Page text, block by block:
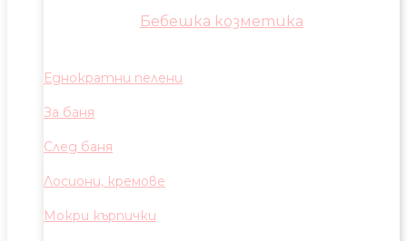
Бебешка козметика
Еднократни пелени
За баня
След баня
Лосиони, кремове
Мокри кърпички